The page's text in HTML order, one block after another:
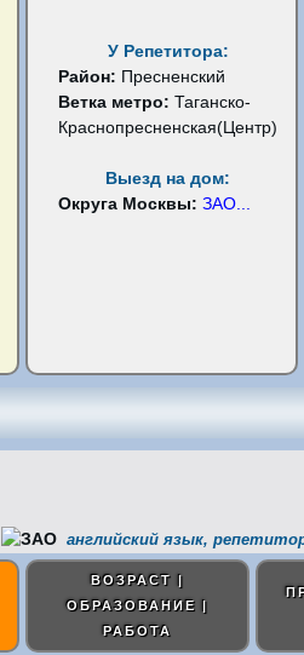
У Репетитора:
Район: Пресненский
Ветка метро:Таганско-
Краснопресненская(Центр)
Выезд на дом:
Округа Москвы:ЗАО
английский язык,
ВОЗРАСТ |
ОБРАЗОВАНИЕ |
РАБОТА